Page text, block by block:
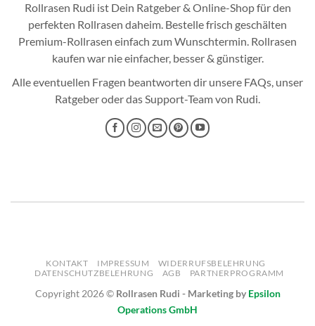
Rollrasen Rudi ist Dein Ratgeber & Online-Shop für den
perfekten Rollrasen daheim. Bestelle frisch geschälten
Premium-Rollrasen einfach zum Wunschtermin. Rollrasen
kaufen war nie einfacher, besser & günstiger.
Alle eventuellen Fragen beantworten dir unsere FAQs, unser
Ratgeberoder dasSupport-Teamvon Rudi.
KONTAKT IMPRESSUM
WIDERRUFSBELEHRUNG
DATENSCHUTZBELEHRUNG
AGB PARTNERPROGRAMM
Copyright 2026 © Rollrasen Rudi - Marketing by Epsilon
Operations GmbH